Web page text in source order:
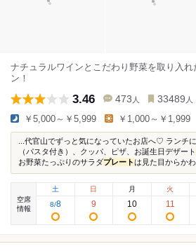
ナチュラルワインとこだわり野菜を取り入
ン！
3.46 473 人 33489 人
￥5,000～￥5,999 ￥1,000～￥1,999
...代官山でずっと気になっていたお店へ♡ ランチ
（パスタ付き）、クッパ、ピザ、お誕生日デザート
お野菜たっぷりのサラダプレートは見た目からか
空席
情報
土
8/8
日
9
月
10
火
11